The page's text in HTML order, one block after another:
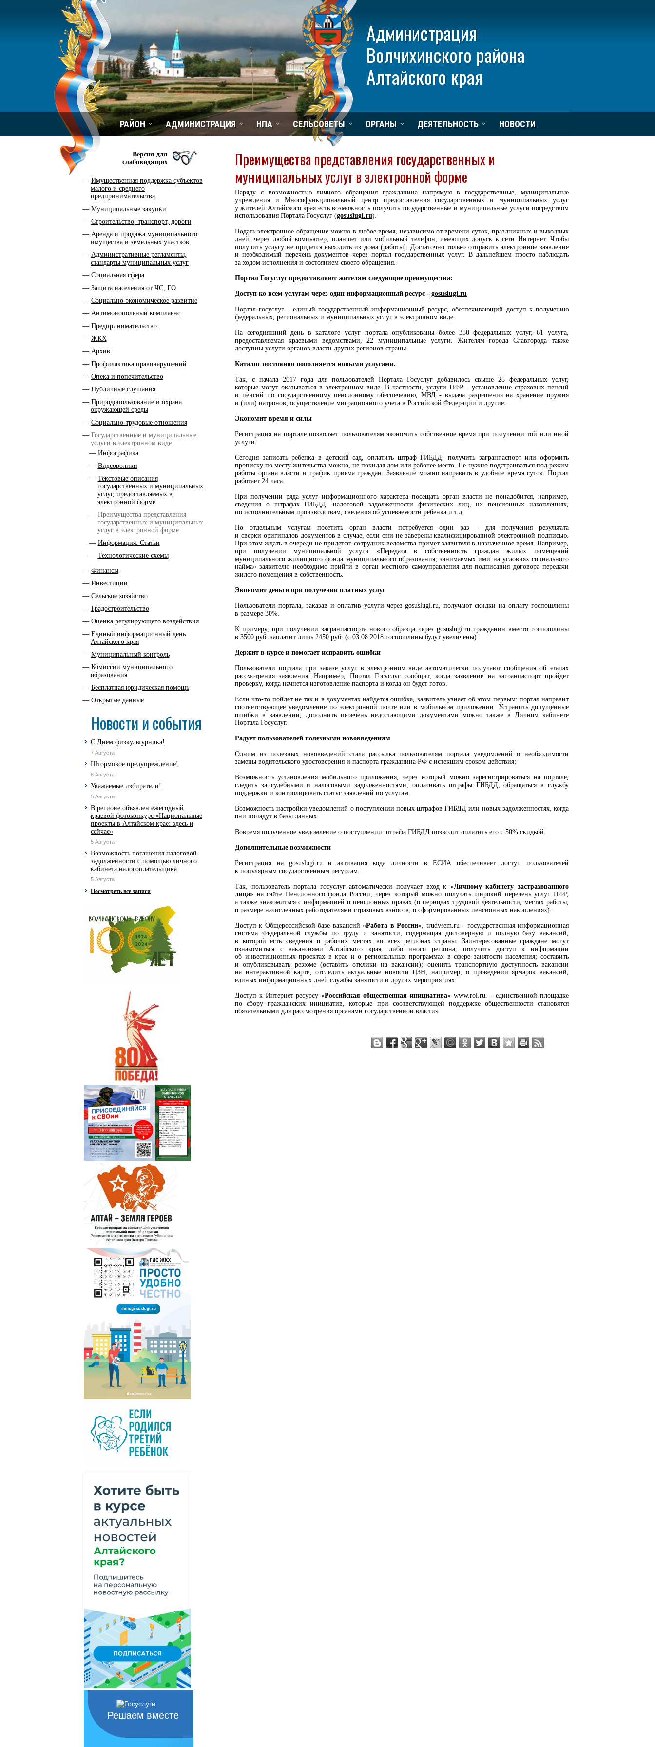
Администрация
Волчихинского района
Алтайского края
РАЙОН АДМИНИСТРАЦИЯ НПА СЕЛЬСОВЕТЫ ОРГАНЫ ДЕЯТЕЛЬНОСТЬ НОВОСТИ
Версия для
слабовидящих
Имущественная поддержка субъектов
малого и среднего
предпринимательства
Муниципальные закупки
Строительство, транспорт, дороги
Аренда и продажа муниципального
имущества и земельных участков
Административные регламенты,
стандарты муниципальных услуг
Социальная сфера
Защита населения от ЧС, ГО
Социально-экономическое развитие
Антимонопольный комплаенс
Предпринимательство
ЖКХ
Архив
Профилактика правонарушений
Опека и попечительство
Публичные слушания
Природопользование и охрана
окружающей среды
Социально-трудовые отношения
Государственные и муниципальные
услуги в электронном виде
Инфографика
Видеоролики
Текстовые описания
государственных и муниципальных
услуг, предоставляемых в
электронной форме
Преимущества представления
государственных и муниципальных
услуг в электронной форме
Информация. Статьи
Технологические схемы
Финансы
Инвестиции
Сельское хозяйство
Градостроительство
Оценка регулирующего воздействия
Единый информационный день
Алтайского края
Муниципальный контроль
Комиссии муниципального
образования
Бесплатная юридическая помощь
Открытые данные
Новости и события
С Днём физкультурника!
7 Августа
Штормовое предупреждение!
6 Августа
Уважаемые избиратели!
5 Августа
В регионе объявлен ежегодный
краевой фотоконкурс «Национальные
проекты в Алтайском крае: здесь и
сейчас»
5 Августа
Возможность погашения налоговой
задолженности с помощью личного
кабинета налогоплательщика
5 Августа
Посмотреть все записи
Решаем вместе
Преимущества представления государственных и
муниципальных услуг в электронной форме
Наряду с возможностью личного обращения гражданина напрямую в государственные, муниципальные
учреждения и Многофункциональный центр предоставления государственных и муниципальных услуг
у жителей Алтайского края есть возможность получить государственные и муниципальные услуги посредством
использования Портала Госуслуг (gosuslugi.ru).
Подать электронное обращение можно в любое время, независимо от времени суток, праздничных и выходных
дней, через любой компьютер, планшет или мобильный телефон, имеющих допуск к сети Интернет. Чтобы
получить услугу не придется выходить из дома (работы). Достаточно только отправить электронное заявление
и необходимый перечень документов через портал государственных услуг. В дальнейшем просто наблюдать
за ходом исполнения и состоянием своего обращения.
Портал Госуслуг предоставляют жителям следующие преимущества:
Доступ ко всем услугам через один информационный ресурс - gosuslugi.ru
Портал госуслуг - единый государственный информационный ресурс, обеспечивающий доступ к получению
федеральных, региональных и муниципальных услуг в электронном виде.
На сегодняшний день в каталоге услуг портала опубликованы более 350 федеральных услуг, 61 услуга,
предоставляемая краевыми ведомствами, 22 муниципальные услуги. Жителям города Славгорода также
доступны услуги органов власти других регионов страны.
Каталог постоянно пополняется новыми услугами.
Так, с начала 2017 года для пользователей Портала Госуслуг добавилось свыше 25 федеральных услуг,
которые могут оказываться в электронном виде. В частности, услуги ПФР - установление страховых пенсий
и пенсий по государственному пенсионному обеспечению, МВД - выдача разрешения на хранение оружия
и (или) патронов; осуществление миграционного учета в Российской Федерации и другие.
Экономит время и силы
Регистрация на портале позволяет пользователям экономить собственное время при получении той или иной
услуги.
Сегодня записать ребенка в детский сад, оплатить штраф ГИБДД, получить загранпаспорт или оформить
прописку по месту жительства можно, не покидая дом или рабочее место. Не нужно подстраиваться под режим
работы органа власти и график приема граждан. Заявление можно направить в удобное время суток. Портал
работает 24 часа.
При получении ряда услуг информационного характера посещать орган власти не понадобится, например,
сведения о штрафах ГИБДД, налоговой задолженности физических лиц, их пенсионных накоплениях,
по исполнительным производствам, сведения об успеваемости ребенка и т.д.
По отдельным услугам посетить орган власти потребуется один раз – для получения результата
и сверки оригиналов документов в случае, если они не заверены квалифицированной электронной подписью.
При этом ждать в очереди не придется: сотрудник ведомства примет заявителя в назначенное время. Например,
при получении муниципальной услуги «Передача в собственность граждан жилых помещений
муниципального жилищного фонда муниципального образования, занимаемых ими на условиях социального
найма» заявителю необходимо прийти в орган местного самоуправления для подписания договора передачи
жилого помещения в собственность.
Экономит деньги при получении платных услуг
Пользователи портала, заказав и оплатив услуги через gosuslugi.ru, получают скидки на оплату госпошлины
в размере 30%.
К примеру, при получении загранпаспорта нового образца через gosuslugi.ru гражданин вместо госпошлины
в 3500 руб. заплатит лишь 2450 руб. (с 03.08.2018 госпошлины будут увеличены)
Держит в курсе и помогает исправить ошибки
Пользователи портала при заказе услуг в электронном виде автоматически получают сообщения об этапах
рассмотрения заявления. Например, Портал Госуслуг сообщит, когда заявление на загранпаспорт пройдет
проверку, когда начнется изготовление паспорта и когда он будет готов.
Если что-то пойдет не так и в документах найдется ошибка, заявитель узнает об этом первым: портал направит
соответствующее уведомление по электронной почте или в мобильном приложении. Устранить допущенные
ошибки в заявлении, дополнить перечень недостающими документами можно также в Личном кабинете
Портала Госуслуг.
Радует пользователей полезными нововведениям
Одним из полезных нововведений стала рассылка пользователям портала уведомлений о необходимости
замены водительского удостоверения и паспорта гражданина РФ с истекшим сроком действия;
Возможность установления мобильного приложения, через который можно зарегистрироваться на портале,
следить за судебными и налоговыми задолженностями, оплачивать штрафы ГИБДД, обращаться в службу
поддержки и контролировать статус заявлений по услугам.
Возможность настройки уведомлений о поступлении новых штрафов ГИБДД или новых задолженностях, когда
они попадут в базы данных.
Вовремя полученное уведомление о поступлении штрафа ГИБДД позволит оплатить его с 50% скидкой.
Дополнительные возможности
Регистрация на gosuslugi.ru и активация кода личности в ЕСИА обеспечивает доступ пользователей
к популярным государственным ресурсам:
Так, пользователь портала госуслуг автоматически получает вход к «Личному кабинету застрахованного
лица» на сайте Пенсионного фонда России, через который можно получать широкий перечень услуг ПФР,
а также знакомиться с информацией о пенсионных правах (о периодах трудовой деятельности, местах работы,
о размере начисленных работодателями страховых взносов, о сформированных пенсионных накоплениях).
Доступ к Общероссийской базе вакансий «Работа в России», trudvsem.ru - государственная информационная
система Федеральной службы по труду и занятости, содержащая достоверную и полную базу вакансий,
в которой есть сведения о рабочих местах во всех регионах страны. Заинтересованные граждане могут
ознакомиться с вакансиями Алтайского края, либо иного региона; получить доступ к информации
об инвестиционных проектах в крае и о региональных программах в сфере занятости населения; составить
и опубликовывать резюме (оставить отклики на вакансии); оценить транспортную доступность вакансии
на интерактивной карте; отследить актуальные новости ЦЗН, например, о проведении ярмарок вакансий,
единых информационных дней службы занятости и других мероприятиях.
Доступ к Интернет-ресурсу «Российская общественная инициатива» www.roi.ru. - единственной площадке
по сбору гражданских инициатив, которые при соответствующей поддержке общественности становятся
обязательными для рассмотрения органами государственной власти».